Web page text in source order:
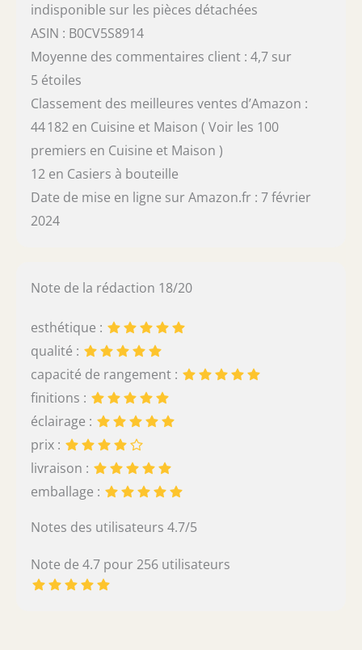
indisponible sur les pièces détachées
ASIN : B0CV5S8914
Moyenne des commentaires client : 4,7 sur
5 étoiles
Classement des meilleures ventes d’Amazon :
44 182 en Cuisine et Maison ( Voir les 100
premiers en Cuisine et Maison )
12 en Casiers à bouteille
Date de mise en ligne sur Amazon.fr : 7 février
2024
Note de la rédaction 18/20
esthétique :
qualité :
capacité de rangement :
finitions :
éclairage :
prix :
livraison :
emballage :
Notes des utilisateurs 4.7/5
Note de 4.7 pour 256 utilisateurs